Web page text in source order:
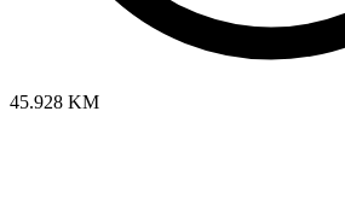
45.928 KM